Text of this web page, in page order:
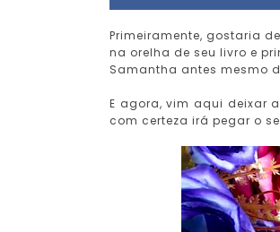
Primeiramente, gostaria
na orelha de seu livro e
Samantha antes mesmo
E agora, vim aqui deixar
com certeza irá pegar o